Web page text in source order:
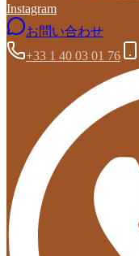
Instagram
お問い合わせ
+33 1 40 03 01 76